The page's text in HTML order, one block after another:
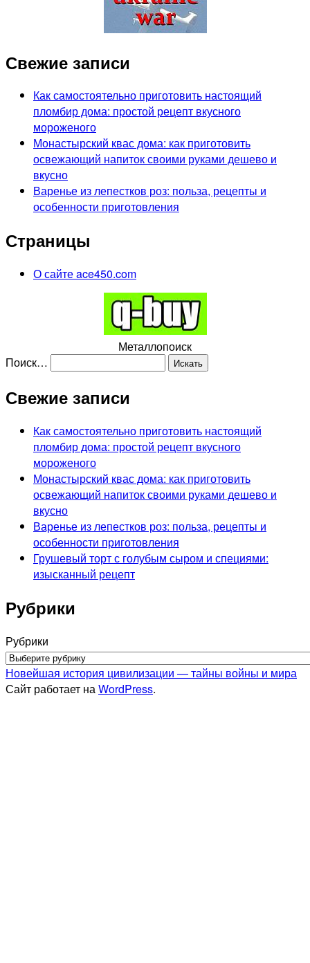
Свежие записи
Как самостоятельно приготовить настоящий
пломбир дома: простой рецепт вкусного
мороженого
Монастырский квас дома: как приготовить
освежающий напиток своими руками дешево и
вкусно
Варенье из лепестков роз: польза, рецепты и
особенности приготовления
Страницы
О сайте ace450.com
Металлопоиск
Поиск…
Свежие записи
Как самостоятельно приготовить настоящий
пломбир дома: простой рецепт вкусного
мороженого
Монастырский квас дома: как приготовить
освежающий напиток своими руками дешево и
вкусно
Варенье из лепестков роз: польза, рецепты и
особенности приготовления
Грушевый торт с голубым сыром и специями:
изысканный рецепт
Рубрики
Рубрики
Новейшая история цивилизации — тайны войны и мира
Сайт работает наWordPress.